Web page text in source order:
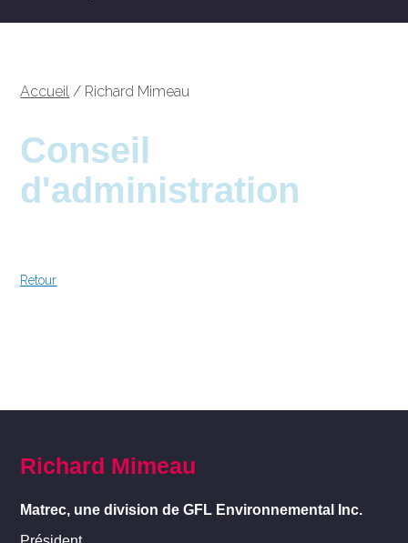
Accueil / Richard Mimeau
Conseil
d'administration
Retour
Richard Mimeau
Matrec, une division de GFL Environnemental Inc.